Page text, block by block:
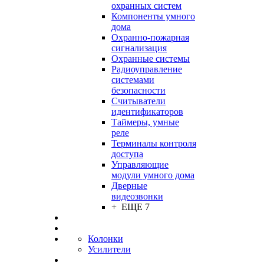
охранных систем
Компоненты умного
дома
Охранно-пожарная
сигнализация
Охранные системы
Радиоуправление
системами
безопасности
Считыватели
идентификаторов
Таймеры, умные
реле
Терминалы контроля
доступа
Управляющие
модули умного дома
Дверные
видеозвонки
+ ЕЩЕ 7
Колонки
Усилители